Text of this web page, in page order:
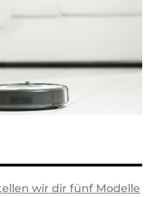
wir dir fünf Modelle